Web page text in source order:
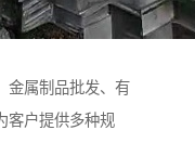
金属制品批发、有
客户提供多种规